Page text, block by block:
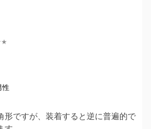
性
形ですが、装着すると逆に普遍的で